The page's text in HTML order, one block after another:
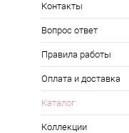
Контакты
Вопрос ответ
Правила работы
Оплата и доставка
Каталог
Коллекции